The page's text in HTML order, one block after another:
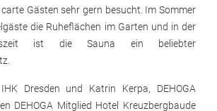
Gästen sehr gern besucht. Im Sommer
die Ruheflächen im Garten und in der
ist die Sauna ein beliebter
Dresden und Katrin Kerpa, DEHOGA
DEHOGA Mitglied Hotel Kreuzbergbaude